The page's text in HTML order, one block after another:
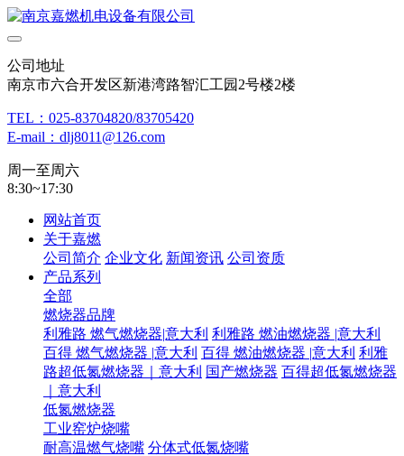
公司地址
南京市六合开发区新港湾路智汇工园2号楼2楼
TEL：025-83704820/83705420
E-mail：dlj8011@126.com
周一至周六
8:30~17:30
网站首页
关于嘉燃
公司简介 企业文化 新闻资讯 公司资质
产品系列
全部
燃烧器品牌
利雅路 燃气燃烧器|意大利 利雅路 燃油燃烧器 |意大利
百得 燃气燃烧器 |意大利 百得 燃油燃烧器 |意大利 利雅
路超低氮燃烧器｜意大利 国产燃烧器 百得超低氮燃烧器
｜意大利
低氮燃烧器
工业窑炉烧嘴
耐高温燃气烧嘴 分体式低氮烧嘴